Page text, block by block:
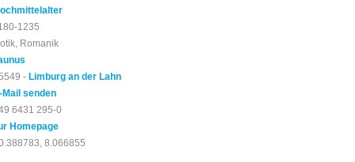
1235
Romanik
- Limburg an der Lahn
Mail senden
6431 295-0
Homepage
8.066855